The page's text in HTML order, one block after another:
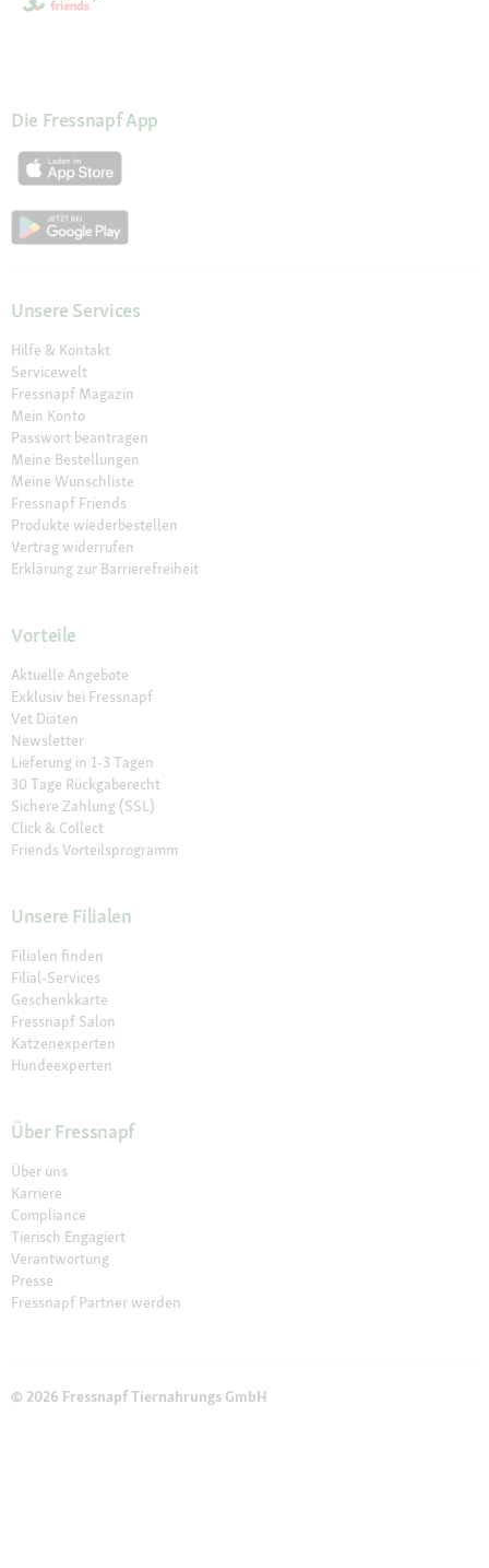
Die Fressnapf App
Unsere Services
Hilfe & Kontakt
Servicewelt
Fressnapf Magazin
Mein Konto
Passwort beantragen
Meine Bestellungen
Meine Wunschliste
Fressnapf Friends
Produkte wiederbestellen
Vertrag widerrufen
Erklärung zur Barrierefreiheit
Vorteile
Aktuelle Angebote
Exklusiv bei Fressnapf
Vet Diäten
Newsletter
Lieferung in 1-3 Tagen
30 Tage Rückgaberecht
Sichere Zahlung (SSL)
Click & Collect
Friends Vorteilsprogramm
Unsere Filialen
Filialen finden
Filial-Services
Geschenkkarte
Fressnapf Salon
Katzenexperten
Hundeexperten
Über Fressnapf
Über uns
Karriere
Compliance
Tierisch Engagiert
Verantwortung
Presse
Fressnapf Partner werden
© 2026 Fressnapf Tiernahrungs GmbH